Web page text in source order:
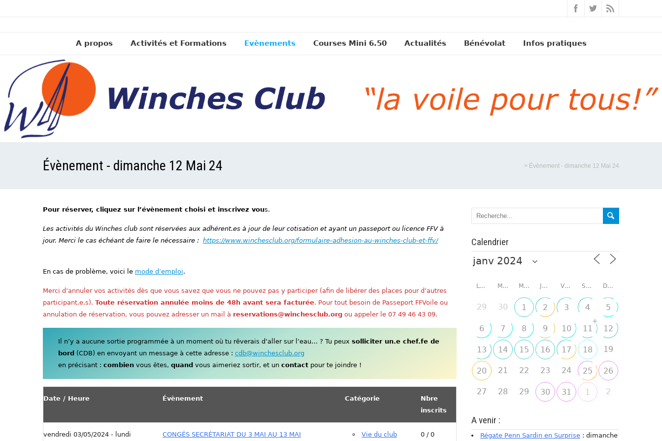
A propos Activités et Formations Evènements Courses Mini 6.50 Actualités Bénévolat Infos pratiques
Évènement - dimanche 12 Mai 24 > Évènement - dimanche 12 Mai 24
Pour réserver, cliquez sur l’évènement choisi et inscrivez vous.
Les activités du Winches club sont réservées aux adhérent.es à jour de leur cotisation et ayant un passeport ou licence FFV à
jour. Merci le cas échéant de faire le nécessaire : https://www.winchesclub.org/formulaire-adhesion-au-winches-club-et-ffv/
En cas de problème, voici le mode d’emploi.
Merci d’annuler vos activités dès que vous savez que vous ne pouvez pas y participer (afin de libérer des places pour d’autres
participant.e.s). Toute réservation annulée moins de 48h avant sera facturée. Pour tout besoin de Passeport FFVoile ou
annulation de réservation, vous pouvez adresser un mail à reservations@winchesclub.org ou appeler le 07 49 46 43 09.
Il n’y a aucune sortie programmée à un moment où tu rêverais d’aller sur l’eau… ? Tu peux solliciter un.e chef.fe de
bord (CDB) en envoyant un message à cette adresse : cdb@winchesclub.org
en précisant : combienvous êtes, quand vous aimeriez sortir, et un contactpour te joindre !
Date / Heure Évènement Catégorie
Nbre
inscrits
vendredi 03/05/2024 - lundi
CONGÉS SECRÉTARIAT DU 3 MAI AU 13 MAI Vie du club 0 / 0
Calendrier
LUNDI MARDI MERCREDI JEUDI VENDREDI SAMEDI DIMANCHE
29 30 1 2 3 4 5
6 7 8 9 10 11
+
12
13 14 15 16 17 18 19
20 21 22 23 24 25 26
27 28 29 30 31 1 2
A venir :
Régate Penn Sardin en Surprise : dimanche